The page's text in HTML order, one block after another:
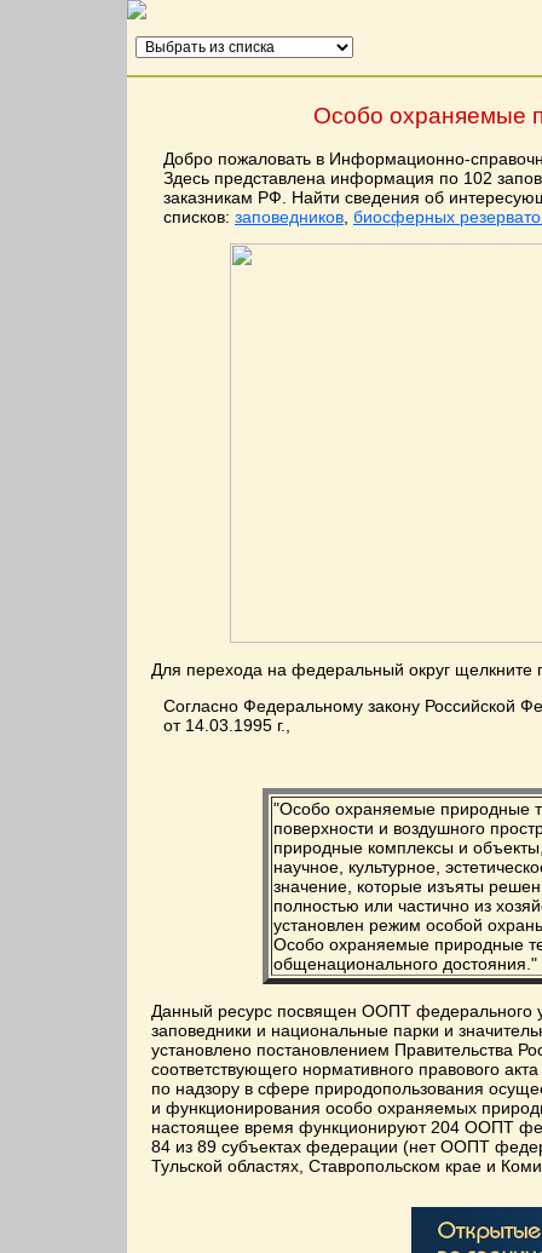
Особо охраняемые
Добро пожаловать в Информационно-
Здесь представлена информация по 102
заказникам РФ. Найти сведения об
списков: заповедников биосферных
Для перехода на федеральный округ
Согласно Федеральному закону Российской
от 14.03.1995 г.,
"Особо охраняемые природные
поверхности и воздушного
природные комплексы и
научное, культурное,
значение, которые изъяты
полностью или частично из
установлен режим особой
Особо охраняемые природные
общенационального достояния."
Данный ресурс посвящен ООПТ федерального
заповедники и национальные парки и
установлено постановлением Правительства
соответствующего нормативного правового
по надзору в сфере природопользования
и функционирования особо охраняемых
настоящее время функционируют 204 ООПТ
84 из 89 субъектах федерации (нет ООПТ
Тульской областях, Ставропольском крае и